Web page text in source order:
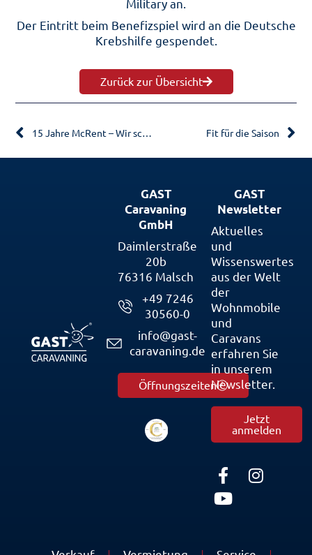
Military an.
Der Eintritt beim Benefizspiel wird an die Deutsche
Krebshilfe gespendet.
Zurück zur Übersicht
15 Jahre McRent – Wir schenken Ihnen Bonustage & Prozente Fit für die Saison
GAST
Caravaning
GmbH
Daimlerstraße
20b
76316 Malsch
+49 7246
30560-0
info@gast-
caravaning.de
Öffnungszeiten
GAST
Newsletter
Aktuelles
und
Wissenswertes
aus der Welt
der
Wohnmobile
und
Caravans
erfahren Sie
in unserem
Newsletter.
Jetzt
anmelden